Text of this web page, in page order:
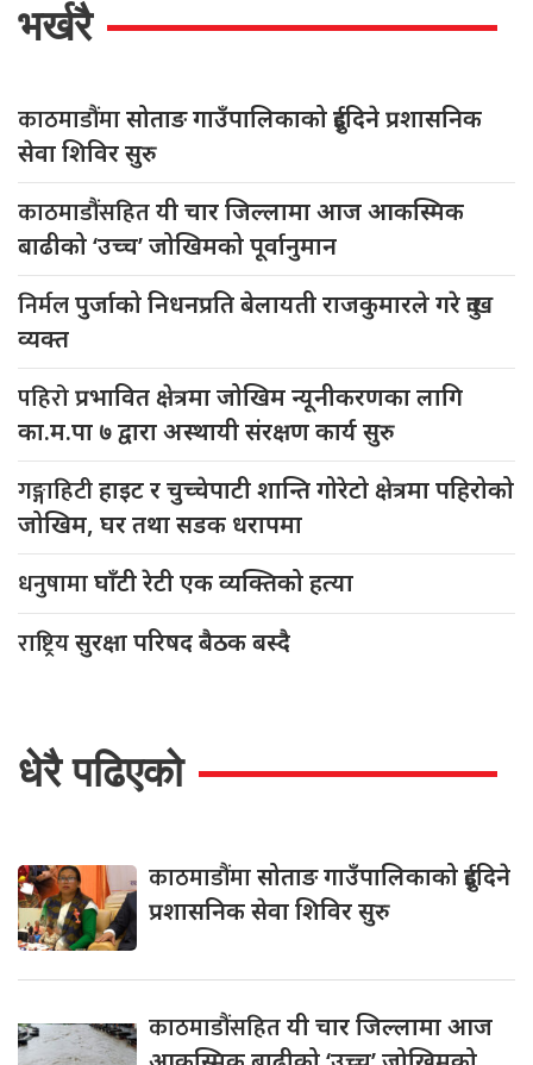
भर्खरै
काठमाडौंमासोताङ गाउँपालिकाको दुईदिने प्रशासनिक
सेवा शिविर सुरु
काठमाडौंसहितयी चार जिल्लामा आज आकस्मिक
बाढीको ‘उच्च’ जोखिमको पूर्वानुमान
निर्मलपुर्जाको निधनप्रति बेलायती राजकुमारले गरे दुःख
व्यक्त
पहिरोप्रभावित क्षेत्रमा जोखिम न्यूनीकरणका लागि
का.म.पा ७ द्वारा अस्थायी संरक्षण कार्य सुरु
गङ्गाहिटीहाइट र चुच्चेपाटी शान्ति गोरेटो क्षेत्रमा पहिरोको
जोखिम, घर तथा सडक धरापमा
धनुषामाघाँटी रेटी एक व्यक्तिको हत्या
राष्ट्रियसुरक्षा परिषद बैठक बस्दै
धेरै पढिएको
काठमाडौंमासोताङ गाउँपालिकाको दुईदिने
प्रशासनिक सेवा शिविर सुरु
काठमाडौंसहितयी चार जिल्लामा आज